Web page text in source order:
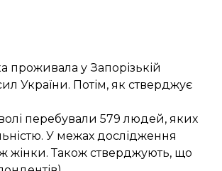
проживала у Запорізькій
України. Потім, як стверджує
перебували 579 людей, яких
У межах дослідження
жінки. Також стверджують, що